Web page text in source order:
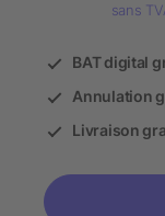
sans
BAT digital
Annulation
Livraison